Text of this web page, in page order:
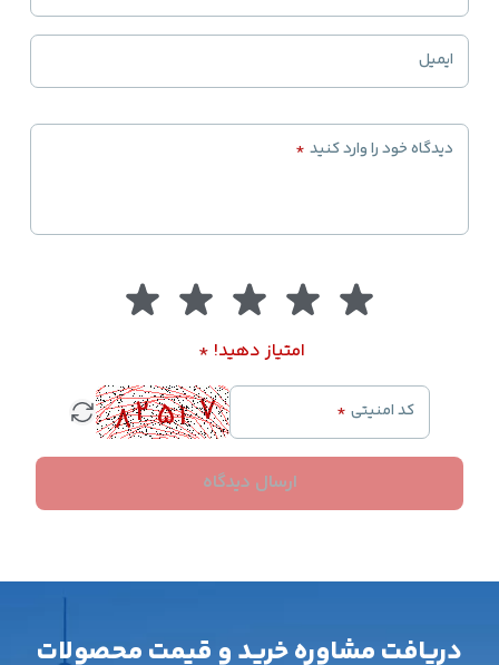
ایمیل
دیدگاه خود را وارد کنید *
امتیاز دهید! *
کد امنیتی *
ارسال دیدگاه
دریافت مشاوره خرید و قیمت محصولات